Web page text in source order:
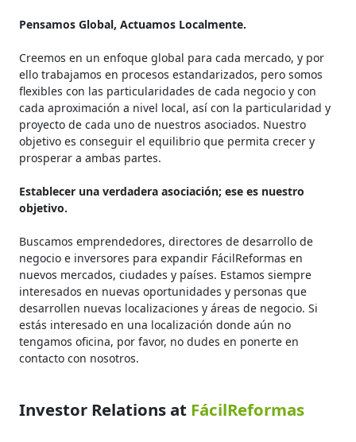
Pensamos Global, Actuamos Localmente.
Creemos en un enfoque global para cada mercado, y por
ello trabajamos en procesos estandarizados, pero somos
flexibles con las particularidades de cada negocio y con
cada aproximación a nivel local, así con la particularidad y
proyecto de cada uno de nuestros asociados. Nuestro
objetivo es conseguir el equilibrio que permita crecer y
prosperar a ambas partes.
Establecer una verdadera asociación; ese es nuestro
objetivo.
Buscamos emprendedores, directores de desarrollo de
negocio e inversores para expandir FácilReformas en
nuevos mercados, ciudades y países. Estamos siempre
interesados en nuevas oportunidades y personas que
desarrollen nuevas localizaciones y áreas de negocio. Si
estás interesado en una localización donde aún no
tengamos oficina, por favor, no dudes en ponerte en
contacto con nosotros.
Investor Relations at FácilReformas